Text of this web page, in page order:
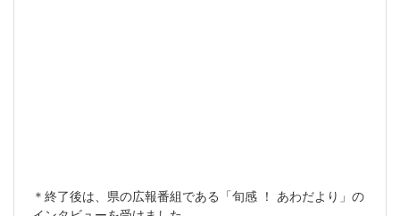
＊終了後は、県の広報番組である「旬感 ！ あわだより」の